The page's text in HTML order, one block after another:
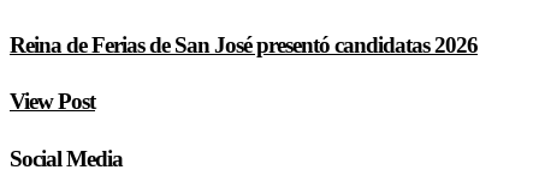
Reina de Ferias de San José presentó candidatas 2026
View Post
Social Media